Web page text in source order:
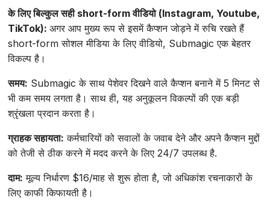
के लिए बिल्कुल सही short-form वीडियो (Instagram, Youtube,
TikTok):अगर आप मुख्य रूप से इसमें कैप्शन जोड़ने में रुचि रखते हैं
short-form सोशल मीडिया के लिए वीडियो, Submagic एक बेहतर
विकल्प है।
समय: Submagic के साथ पेशेवर दिखने वाले कैप्शन बनाने में 5 मिनट से
भी कम समय लगता है। साथ ही, यह अनुकूलन विकल्पों की एक बड़ी
श्रृंखला प्रदान करता है।
ग्राहक सहायता: कर्मचारियों को सवालों के जवाब देने और अपने कैप्शन मुद्दों
को तेजी से ठीक करने में मदद करने के लिए 24/7 उपलब्ध है.
दाम: मूल्य निर्धारण $16/माह से शुरू होता है, जो अधिकांश रचनाकारों के
लिए काफी किफायती है।